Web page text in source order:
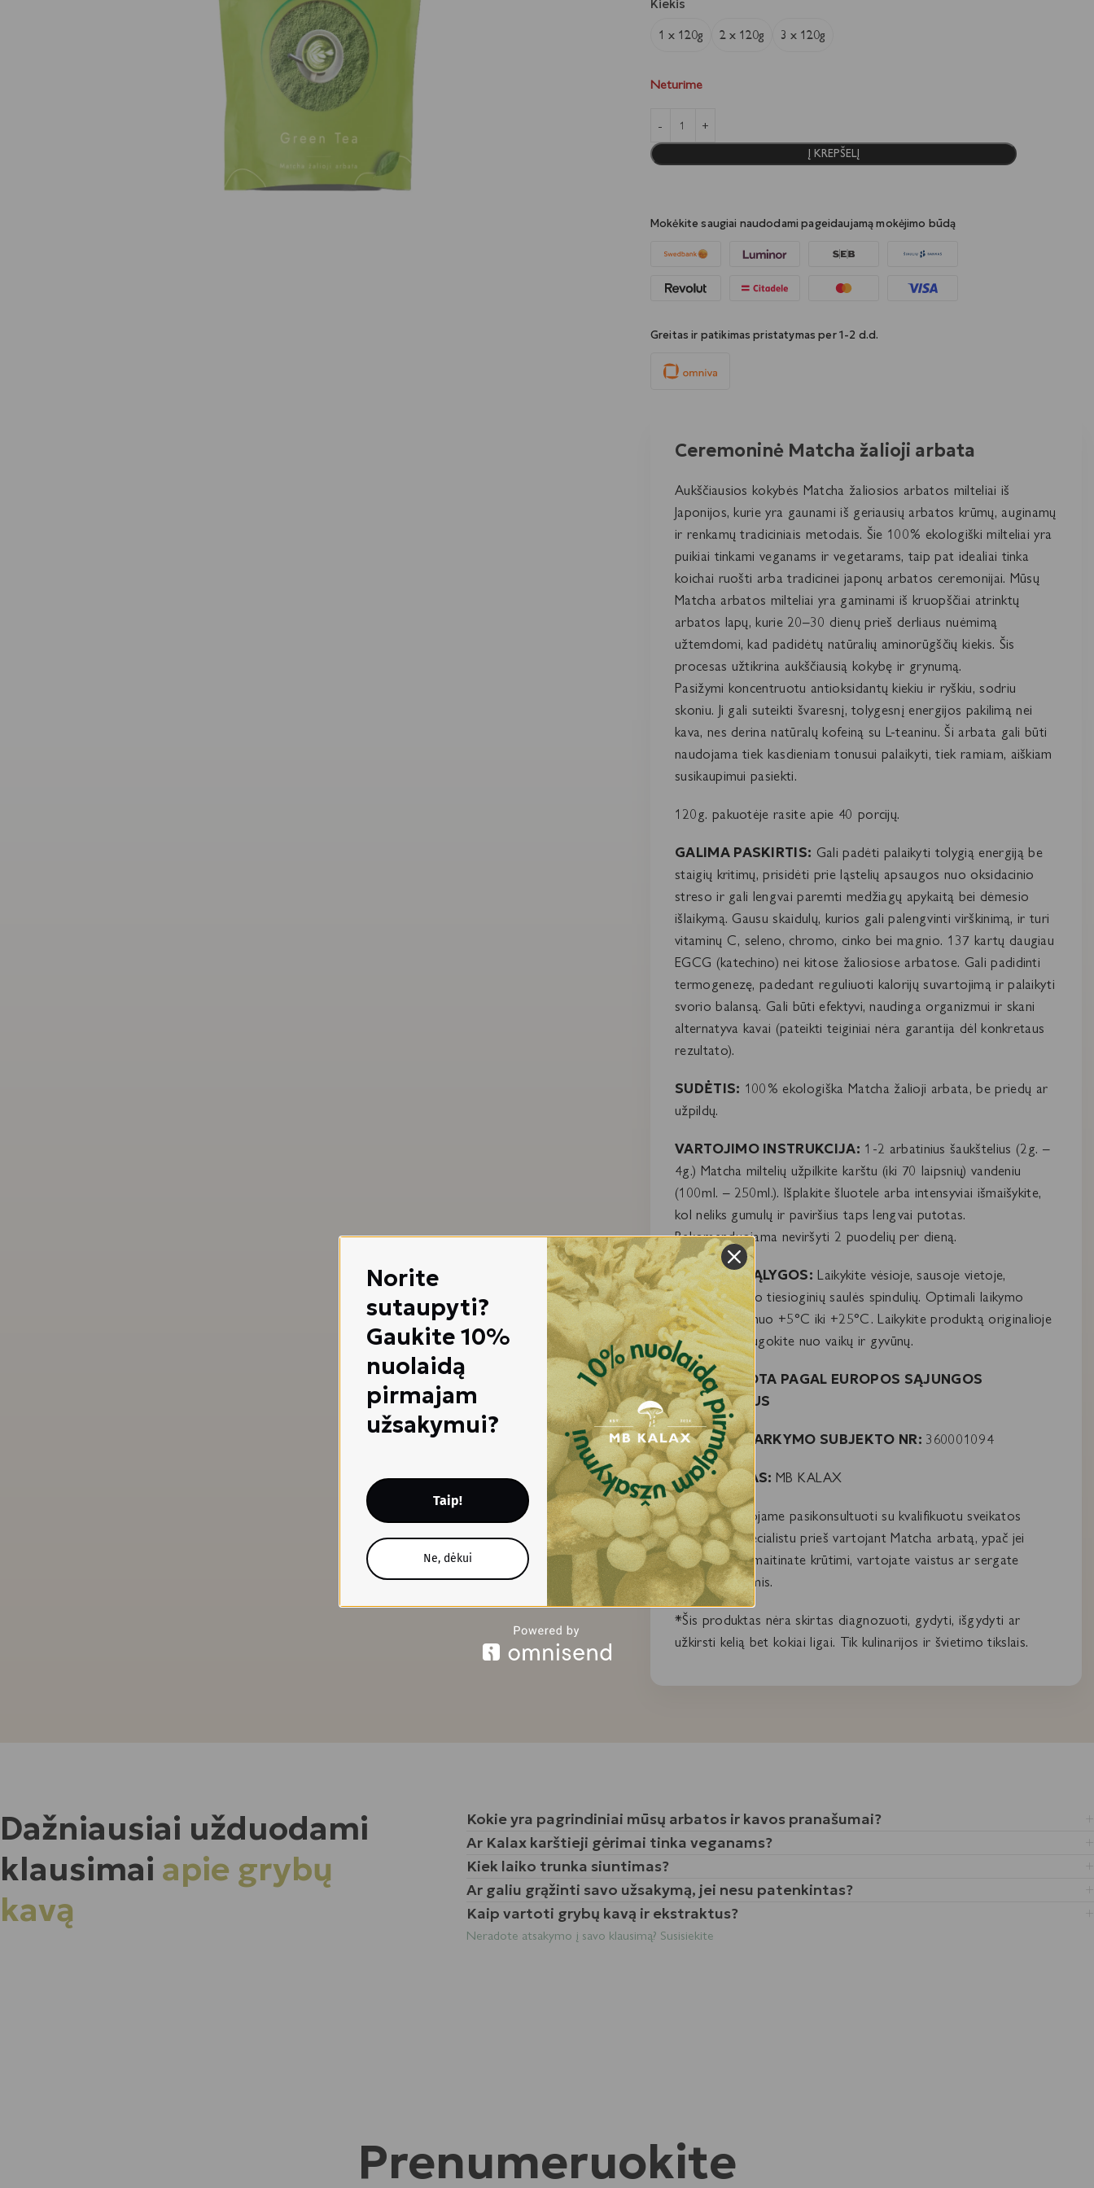
Kiekis
1 x 120g
2 x 120g 3 x 120g
Neturime
Į KREPŠELĮ
Mokėkite saugiai naudodami pageidaujamą mokėjimo būdą
Greitas ir patikimas pristatymas per 1-2 d.d.
Ceremoninė Matcha žalioji arbata
Aukščiausios kokybės Matcha žaliosios arbatos milteliai iš
Japonijos, kurie yra gaunami iš geriausių arbatos krūmų, auginamų
ir renkamų tradiciniais metodais. Šie 100% ekologiški milteliai yra
puikiai tinkami veganams ir vegetarams, taip pat idealiai tinka
koichai ruošti arba tradicinei japonų arbatos ceremonijai. Mūsų
Matcha arbatos milteliai yra gaminami iš kruopščiai atrinktų
arbatos lapų, kurie 20–30 dienų prieš derliaus nuėmimą
užtemdomi, kad padidėtų natūralių aminorūgščių kiekis. Šis
procesas užtikrina aukščiausią kokybę ir grynumą.
Pasižymi koncentruotu antioksidantų kiekiu ir ryškiu, sodriu
skoniu. Ji gali suteikti švaresnį, tolygesnį energijos pakilimą nei
kava, nes derina natūralų kofeiną su L-teaninu. Ši arbata gali būti
naudojama tiek kasdieniam tonusui palaikyti, tiek ramiam, aiškiam
susikaupimui pasiekti.
120g. pakuotėje rasite apie 40 porcijų.
GALIMA PASKIRTIS: Gali padėti palaikyti tolygią energiją be
staigių kritimų, prisidėti prie ląstelių apsaugos nuo oksidacinio
streso ir gali lengvai paremti medžiagų apykaitą bei dėmesio
išlaikymą. Gausu skaidulų, kurios gali palengvinti virškinimą, ir turi
vitaminų C, seleno, chromo, cinko bei magnio. 137 kartų daugiau
EGCG (katechino) nei kitose žaliosiose arbatose. Gali padidinti
termogenezę, padedant reguliuoti kalorijų suvartojimą ir palaikyti
svorio balansą. Gali būti efektyvi, naudinga organizmui ir skani
alternatyva kavai (pateikti teiginiai nėra garantija dėl konkretaus
rezultato).
SUDĖTIS: 100% ekologiška Matcha žalioji arbata, be priedų ar
užpildų.
VARTOJIMO INSTRUKCIJA: 1-2 arbatinius šaukštelius (2g. –
4g.) Matcha miltelių užpilkite karštu (iki 70 laipsnių) vandeniu
(100ml. – 250ml.). Išplakite šluotele arba intensyviai išmaišykite,
kol neliks gumulų ir paviršius taps lengvai putotas.
Rekomenduojama neviršyti 2 puodelių per dieną.
LAIKYMO SĄLYGOS: Laikykite vėsioje, sausoje vietoje,
apsaugotą nuo tiesioginių saulės spindulių. Optimali laikymo
temperatūra nuo +5°C iki +25°C. Laikykite produktą originalioje
pakuotėje, saugokite nuo vaikų ir gyvūnų.
SERTIFIKUOTA PAGAL EUROPOS SĄJUNGOS
STANDARTUS
MAISTO TVARKYMO SUBJEKTO NR: 360001094
PARDAVĖJAS: MB KALAX
*Rekomenduojame pasikonsultuoti su kvalifikuotu sveikatos
priežiūros specialistu prieš vartojant Matcha arbatą, ypač jei
esate nėščia, maitinate krūtimi, vartojate vaistus ar sergate
lėtinėmis ligomis.
*Šis produktas nėra skirtas diagnozuoti, gydyti, išgydyti ar
užkirsti kelią bet kokiai ligai. Tik kulinarijos ir švietimo tikslais.
Dažniausiai užduodami
klausimai apie grybų
kavą
Kokie yra pagrindiniai mūsų arbatos ir kavos pranašumai?
Ar Kalax karštieji gėrimai tinka veganams?
Kiek laiko trunka siuntimas?
Ar galiu grąžinti savo užsakymą, jei nesu patenkintas?
Kaip vartoti grybų kavą ir ekstraktus?
Neradote atsakymo į savo klausimą? Susisiekite
Prenumeruokite
Norite
sutaupyti?
Gaukite 10%
nuolaidą
pirmajam
užsakymui?
Taip!
Ne, dėkui